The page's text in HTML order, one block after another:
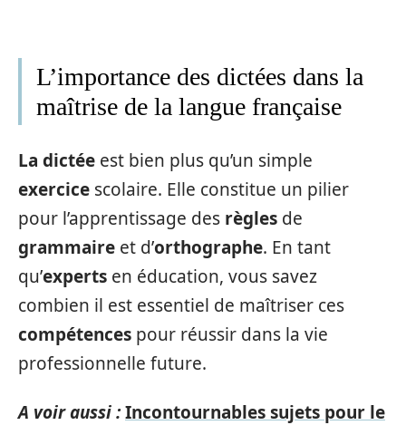
L’importance des dictées dans la
maîtrise de la langue française
La dictée est bien plus qu’un simple
exercice scolaire. Elle constitue un pilier
pour l’apprentissage des règles de
grammaire et d’orthographe. En tant
qu’experts en éducation, vous savez
combien il est essentiel de maîtriser ces
compétences pour réussir dans la vie
professionnelle future.
A voir aussi :Incontournables sujets pour le